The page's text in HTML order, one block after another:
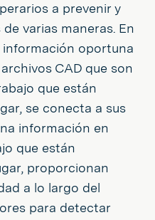
a prevenir y
varias maneras. En
oportuna
CAD que son
que están
se conecta a sus
información en
que están
proporcionan
a lo largo del
para detectar